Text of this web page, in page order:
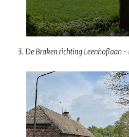
3. De Braken richting Leenhoflaan -